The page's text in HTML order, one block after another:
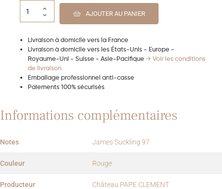
AJOUTER AU PANIER
Livraison à domicile vers la France
Livraison à domicile vers les États-Unis - Europe -
Royaume-Uni - Suisse - Asie-Pacifique → Voir les conditions
de livraison
Emballage professionnel anti-casse
Paiements 100% sécurisés
Informations complémentaires
Notes James Suckling 97
Couleur Rouge
Producteur Château PAPE CLEMENT